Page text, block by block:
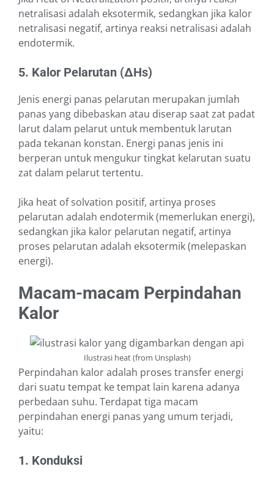
netralisasi adalah eksotermik, sedangkan jika kalor
netralisasi negatif, artinya reaksi netralisasi adalah
endotermik.
5. Kalor Pelarutan (∆Hs)
Jenis energi panas pelarutan merupakan jumlah
panas yang dibebaskan atau diserap saat zat padat
larut dalam pelarut untuk membentuk larutan
pada tekanan konstan. Energi panas jenis ini
berperan untuk mengukur tingkat kelarutan suatu
zat dalam pelarut tertentu.
Jika heat of solvation positif, artinya proses
pelarutan adalah endotermik (memerlukan energi),
sedangkan jika kalor pelarutan negatif, artinya
proses pelarutan adalah eksotermik (melepaskan
energi).
Macam-macam Perpindahan
Kalor
Ilustrasi heat (from Unsplash)
Perpindahan kalor adalah proses transfer energi
dari suatu tempat ke tempat lain karena adanya
perbedaan suhu. Terdapat tiga macam
perpindahan energi panas yang umum terjadi,
yaitu:
1. Konduksi